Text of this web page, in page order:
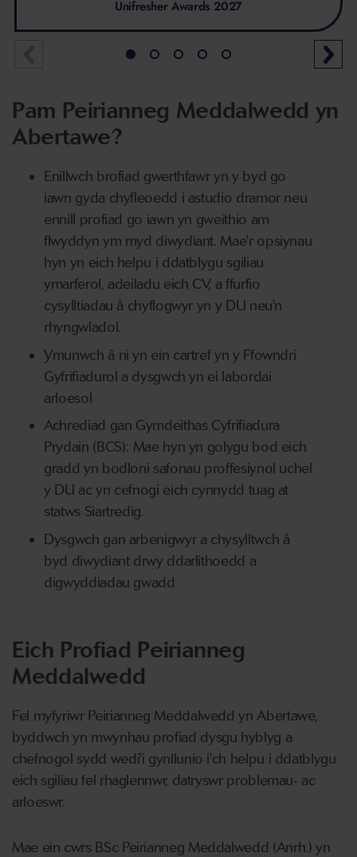
Unifresher Awards 2027
Pam Peirianneg Meddalwedd yn
Abertawe?
Enillwch brofiad gwerthfawr yn y byd go
iawn gyda chyfleoedd i astudio dramor neu
ennill profiad go iawn yn gweithio am
flwyddyn ym myd diwydiant. Mae'r opsiynau
hyn yn eich helpu i ddatblygu sgiliau
ymarferol, adeiladu eich CV, a ffurfio
cysylltiadau â chyflogwyr yn y DU neu'n
rhyngwladol.
Ymunwch â ni yn ein cartref yn y Ffowndri
Gyfrifiadurol a dysgwch yn ei labordai
arloesol
Achrediad gan Gymdeithas Cyfrifiadura
Prydain (BCS): Mae hyn yn golygu bod eich
gradd yn bodloni safonau proffesiynol uchel
y DU ac yn cefnogi eich cynnydd tuag at
statws Siartredig.
Dysgwch gan arbenigwyr a chysylltwch â
byd diwydiant drwy ddarlithoedd a
digwyddiadau gwadd
Eich Profiad Peirianneg
Meddalwedd
Fel myfyriwr Peirianneg Meddalwedd yn Abertawe,
byddwch yn mwynhau profiad dysgu hyblyg a
chefnogol sydd wedi'i gynllunio i'ch helpu i ddatblygu
eich sgiliau fel rhaglennwr, datryswr problemau‑ ac
arloeswr.
Mae ein cwrs BSc Peirianneg Meddalwedd (Anrh.) yn